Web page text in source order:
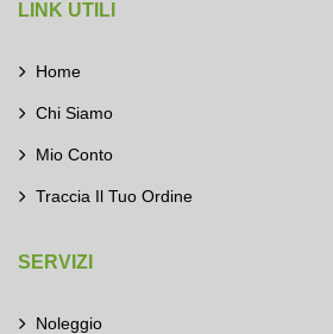
LINK UTILI
Home
Chi Siamo
Mio Conto
Traccia Il Tuo Ordine
SERVIZI
Noleggio